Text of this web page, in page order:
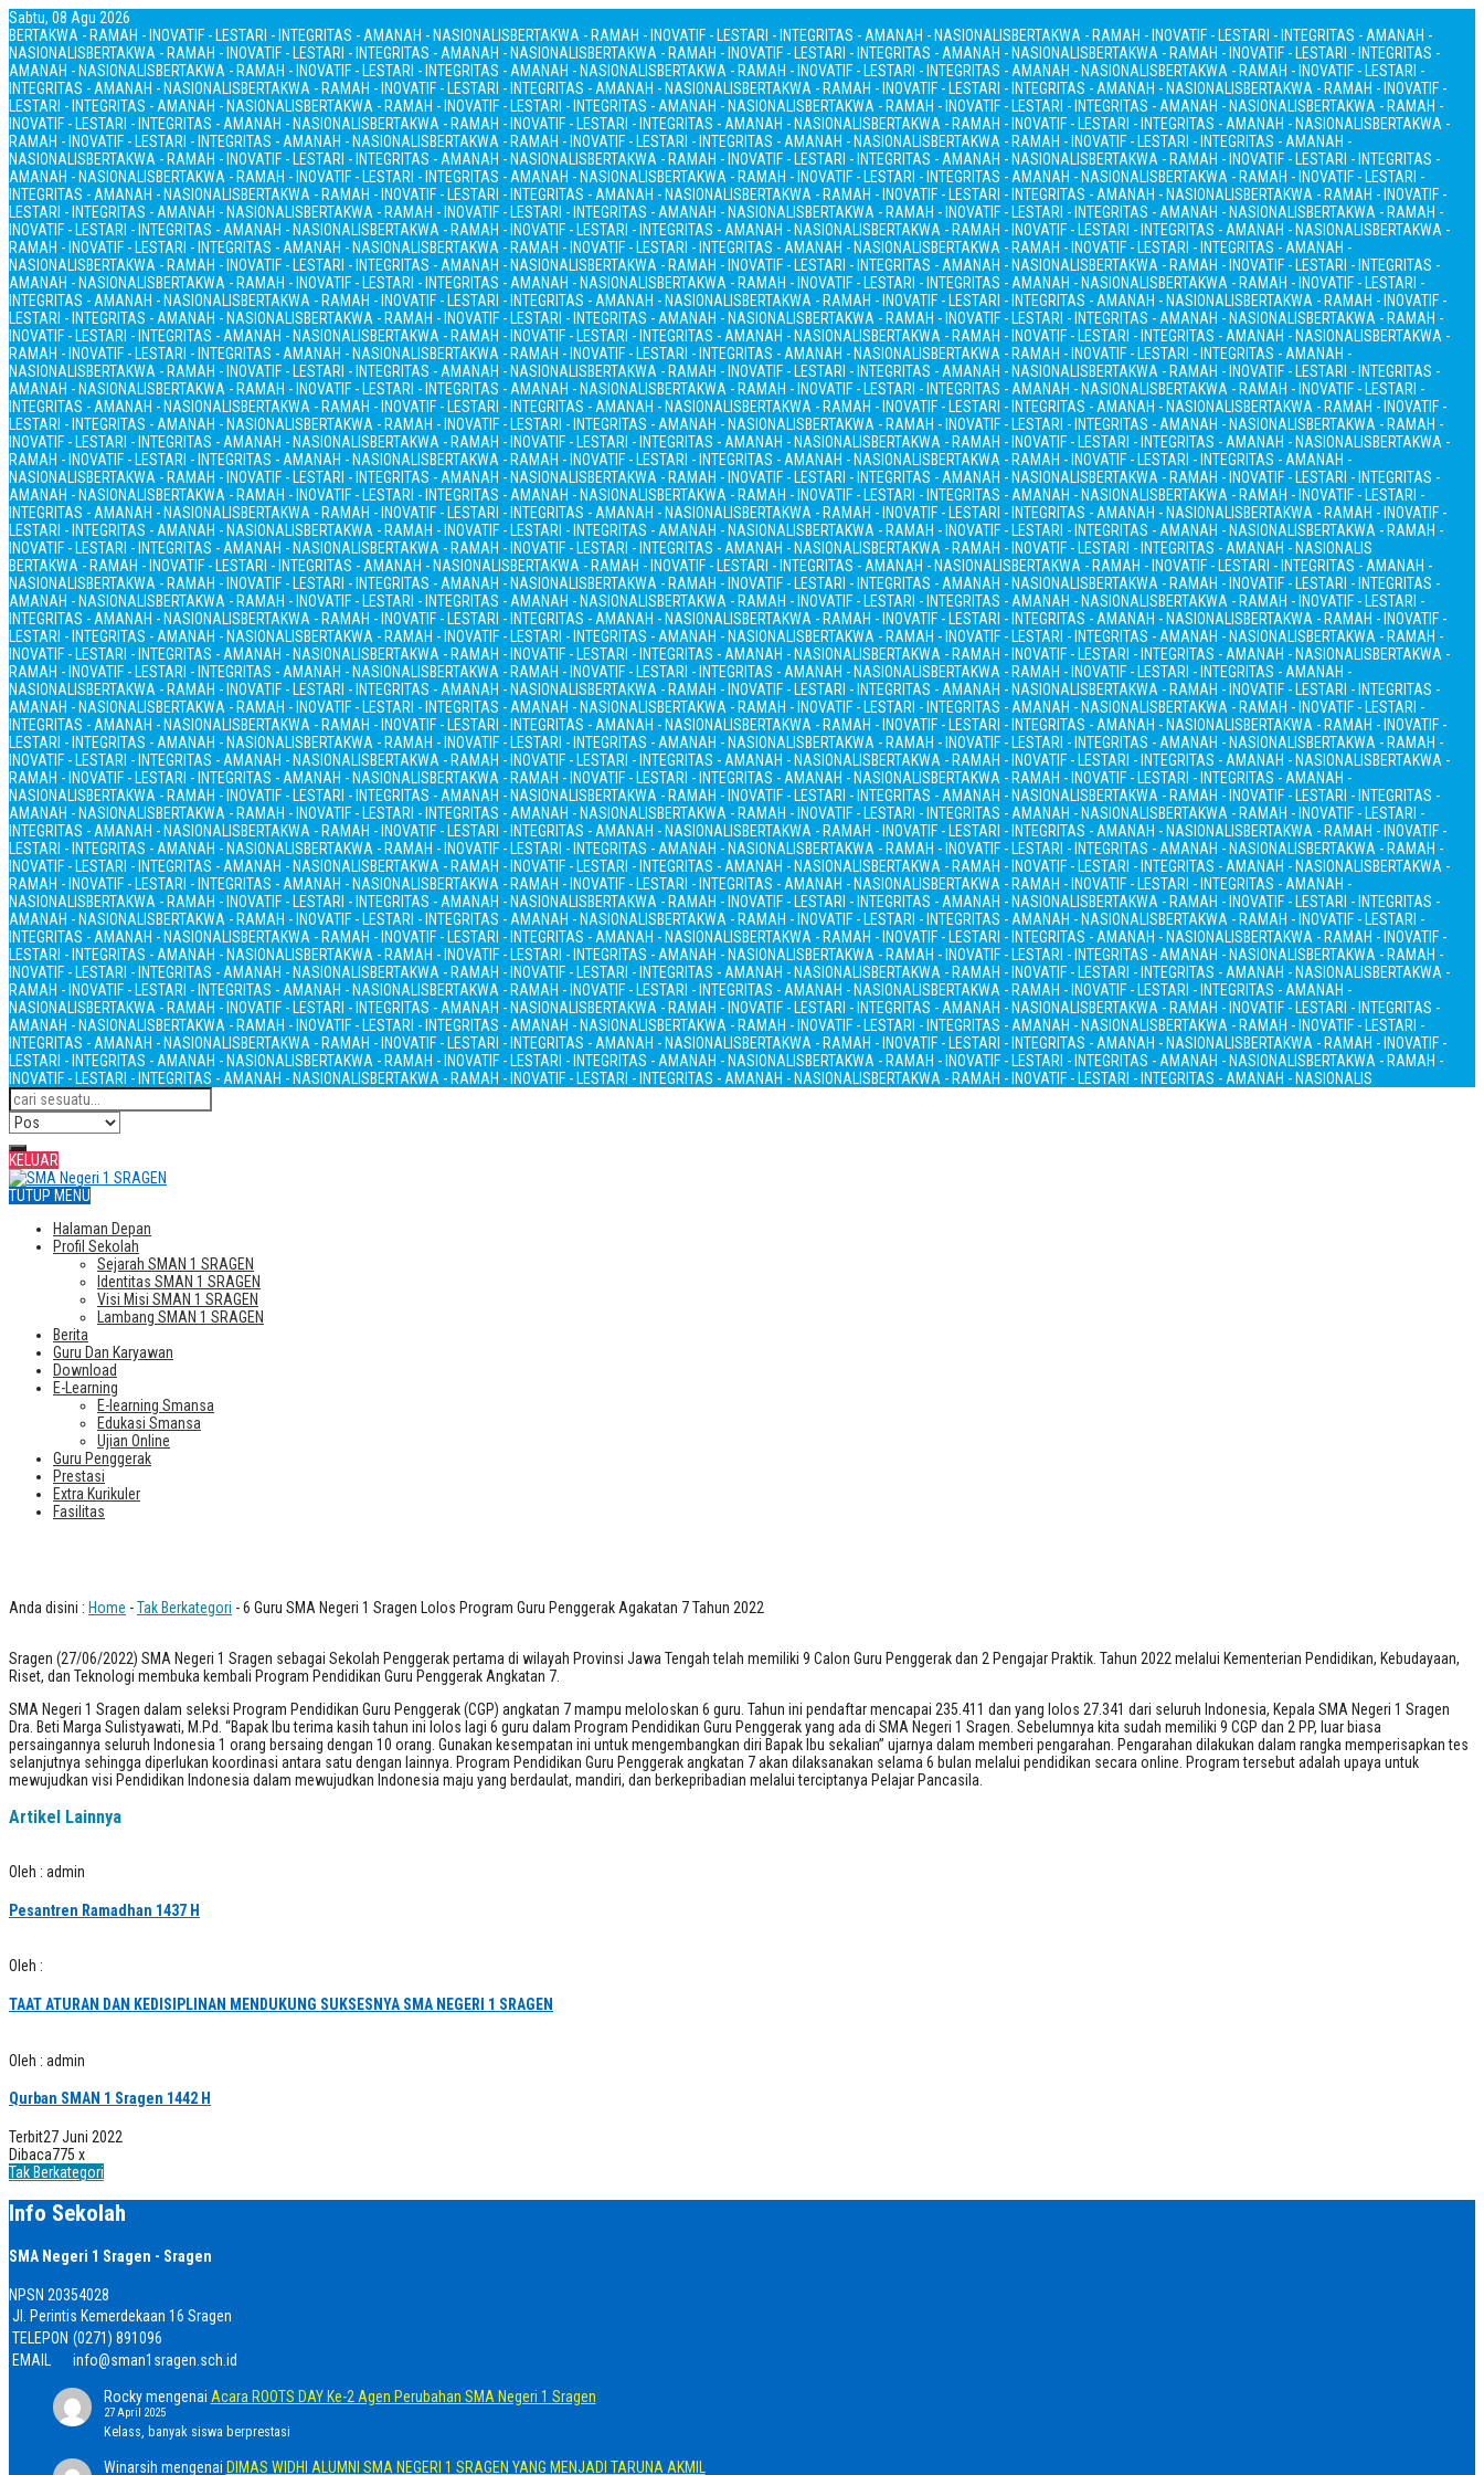
Sabtu, 08 Agu 2026
BERTAKWA - RAMAH - INOVATIF - LESTARI - INTEGRITAS - AMANAH - NASIONALISBERTAKWA - RAMAH - INOVATIF - LESTARI - INTEGRITAS - AMANAH - NASIONALISBERTAKWA - RAMAH - INOVATIF - LESTARI - INTEGRITAS - AMANAH -
NASIONALISBERTAKWA - RAMAH - INOVATIF - LESTARI - INTEGRITAS - AMANAH - NASIONALISBERTAKWA - RAMAH - INOVATIF - LESTARI - INTEGRITAS - AMANAH - NASIONALISBERTAKWA - RAMAH - INOVATIF - LESTARI - INTEGRITAS -
AMANAH - NASIONALISBERTAKWA - RAMAH - INOVATIF - LESTARI - INTEGRITAS - AMANAH - NASIONALISBERTAKWA - RAMAH - INOVATIF - LESTARI - INTEGRITAS - AMANAH - NASIONALISBERTAKWA - RAMAH - INOVATIF - LESTARI -
INTEGRITAS - AMANAH - NASIONALISBERTAKWA - RAMAH - INOVATIF - LESTARI - INTEGRITAS - AMANAH - NASIONALISBERTAKWA - RAMAH - INOVATIF - LESTARI - INTEGRITAS - AMANAH - NASIONALISBERTAKWA - RAMAH - INOVATIF -
LESTARI - INTEGRITAS - AMANAH - NASIONALISBERTAKWA - RAMAH - INOVATIF - LESTARI - INTEGRITAS - AMANAH - NASIONALISBERTAKWA - RAMAH - INOVATIF - LESTARI - INTEGRITAS - AMANAH - NASIONALISBERTAKWA - RAMAH -
INOVATIF - LESTARI - INTEGRITAS - AMANAH - NASIONALISBERTAKWA - RAMAH - INOVATIF - LESTARI - INTEGRITAS - AMANAH - NASIONALISBERTAKWA - RAMAH - INOVATIF - LESTARI - INTEGRITAS - AMANAH - NASIONALISBERTAKWA -
RAMAH - INOVATIF - LESTARI - INTEGRITAS - AMANAH - NASIONALISBERTAKWA - RAMAH - INOVATIF - LESTARI - INTEGRITAS - AMANAH - NASIONALISBERTAKWA - RAMAH - INOVATIF - LESTARI - INTEGRITAS - AMANAH -
NASIONALISBERTAKWA - RAMAH - INOVATIF - LESTARI - INTEGRITAS - AMANAH - NASIONALISBERTAKWA - RAMAH - INOVATIF - LESTARI - INTEGRITAS - AMANAH - NASIONALISBERTAKWA - RAMAH - INOVATIF - LESTARI - INTEGRITAS -
AMANAH - NASIONALISBERTAKWA - RAMAH - INOVATIF - LESTARI - INTEGRITAS - AMANAH - NASIONALISBERTAKWA - RAMAH - INOVATIF - LESTARI - INTEGRITAS - AMANAH - NASIONALISBERTAKWA - RAMAH - INOVATIF - LESTARI -
INTEGRITAS - AMANAH - NASIONALISBERTAKWA - RAMAH - INOVATIF - LESTARI - INTEGRITAS - AMANAH - NASIONALISBERTAKWA - RAMAH - INOVATIF - LESTARI - INTEGRITAS - AMANAH - NASIONALISBERTAKWA - RAMAH - INOVATIF -
LESTARI - INTEGRITAS - AMANAH - NASIONALISBERTAKWA - RAMAH - INOVATIF - LESTARI - INTEGRITAS - AMANAH - NASIONALISBERTAKWA - RAMAH - INOVATIF - LESTARI - INTEGRITAS - AMANAH - NASIONALISBERTAKWA - RAMAH -
INOVATIF - LESTARI - INTEGRITAS - AMANAH - NASIONALISBERTAKWA - RAMAH - INOVATIF - LESTARI - INTEGRITAS - AMANAH - NASIONALISBERTAKWA - RAMAH - INOVATIF - LESTARI - INTEGRITAS - AMANAH - NASIONALISBERTAKWA -
RAMAH - INOVATIF - LESTARI - INTEGRITAS - AMANAH - NASIONALISBERTAKWA - RAMAH - INOVATIF - LESTARI - INTEGRITAS - AMANAH - NASIONALISBERTAKWA - RAMAH - INOVATIF - LESTARI - INTEGRITAS - AMANAH -
NASIONALISBERTAKWA - RAMAH - INOVATIF - LESTARI - INTEGRITAS - AMANAH - NASIONALISBERTAKWA - RAMAH - INOVATIF - LESTARI - INTEGRITAS - AMANAH - NASIONALISBERTAKWA - RAMAH - INOVATIF - LESTARI - INTEGRITAS -
AMANAH - NASIONALISBERTAKWA - RAMAH - INOVATIF - LESTARI - INTEGRITAS - AMANAH - NASIONALISBERTAKWA - RAMAH - INOVATIF - LESTARI - INTEGRITAS - AMANAH - NASIONALISBERTAKWA - RAMAH - INOVATIF - LESTARI -
INTEGRITAS - AMANAH - NASIONALISBERTAKWA - RAMAH - INOVATIF - LESTARI - INTEGRITAS - AMANAH - NASIONALISBERTAKWA - RAMAH - INOVATIF - LESTARI - INTEGRITAS - AMANAH - NASIONALISBERTAKWA - RAMAH - INOVATIF -
LESTARI - INTEGRITAS - AMANAH - NASIONALISBERTAKWA - RAMAH - INOVATIF - LESTARI - INTEGRITAS - AMANAH - NASIONALISBERTAKWA - RAMAH - INOVATIF - LESTARI - INTEGRITAS - AMANAH - NASIONALISBERTAKWA - RAMAH -
INOVATIF - LESTARI - INTEGRITAS - AMANAH - NASIONALISBERTAKWA - RAMAH - INOVATIF - LESTARI - INTEGRITAS - AMANAH - NASIONALISBERTAKWA - RAMAH - INOVATIF - LESTARI - INTEGRITAS - AMANAH - NASIONALISBERTAKWA -
RAMAH - INOVATIF - LESTARI - INTEGRITAS - AMANAH - NASIONALISBERTAKWA - RAMAH - INOVATIF - LESTARI - INTEGRITAS - AMANAH - NASIONALISBERTAKWA - RAMAH - INOVATIF - LESTARI - INTEGRITAS - AMANAH -
NASIONALISBERTAKWA - RAMAH - INOVATIF - LESTARI - INTEGRITAS - AMANAH - NASIONALISBERTAKWA - RAMAH - INOVATIF - LESTARI - INTEGRITAS - AMANAH - NASIONALISBERTAKWA - RAMAH - INOVATIF - LESTARI - INTEGRITAS -
AMANAH - NASIONALISBERTAKWA - RAMAH - INOVATIF - LESTARI - INTEGRITAS - AMANAH - NASIONALISBERTAKWA - RAMAH - INOVATIF - LESTARI - INTEGRITAS - AMANAH - NASIONALISBERTAKWA - RAMAH - INOVATIF - LESTARI -
INTEGRITAS - AMANAH - NASIONALISBERTAKWA - RAMAH - INOVATIF - LESTARI - INTEGRITAS - AMANAH - NASIONALISBERTAKWA - RAMAH - INOVATIF - LESTARI - INTEGRITAS - AMANAH - NASIONALISBERTAKWA - RAMAH - INOVATIF -
LESTARI - INTEGRITAS - AMANAH - NASIONALISBERTAKWA - RAMAH - INOVATIF - LESTARI - INTEGRITAS - AMANAH - NASIONALISBERTAKWA - RAMAH - INOVATIF - LESTARI - INTEGRITAS - AMANAH - NASIONALISBERTAKWA - RAMAH -
INOVATIF - LESTARI - INTEGRITAS - AMANAH - NASIONALISBERTAKWA - RAMAH - INOVATIF - LESTARI - INTEGRITAS - AMANAH - NASIONALISBERTAKWA - RAMAH - INOVATIF - LESTARI - INTEGRITAS - AMANAH - NASIONALISBERTAKWA -
RAMAH - INOVATIF - LESTARI - INTEGRITAS - AMANAH - NASIONALISBERTAKWA - RAMAH - INOVATIF - LESTARI - INTEGRITAS - AMANAH - NASIONALISBERTAKWA - RAMAH - INOVATIF - LESTARI - INTEGRITAS - AMANAH -
NASIONALISBERTAKWA - RAMAH - INOVATIF - LESTARI - INTEGRITAS - AMANAH - NASIONALISBERTAKWA - RAMAH - INOVATIF - LESTARI - INTEGRITAS - AMANAH - NASIONALISBERTAKWA - RAMAH - INOVATIF - LESTARI - INTEGRITAS -
AMANAH - NASIONALISBERTAKWA - RAMAH - INOVATIF - LESTARI - INTEGRITAS - AMANAH - NASIONALISBERTAKWA - RAMAH - INOVATIF - LESTARI - INTEGRITAS - AMANAH - NASIONALISBERTAKWA - RAMAH - INOVATIF - LESTARI -
INTEGRITAS - AMANAH - NASIONALISBERTAKWA - RAMAH - INOVATIF - LESTARI - INTEGRITAS - AMANAH - NASIONALISBERTAKWA - RAMAH - INOVATIF - LESTARI - INTEGRITAS - AMANAH - NASIONALISBERTAKWA - RAMAH - INOVATIF -
LESTARI - INTEGRITAS - AMANAH - NASIONALISBERTAKWA - RAMAH - INOVATIF - LESTARI - INTEGRITAS - AMANAH - NASIONALISBERTAKWA - RAMAH - INOVATIF - LESTARI - INTEGRITAS - AMANAH - NASIONALISBERTAKWA - RAMAH -
INOVATIF - LESTARI - INTEGRITAS - AMANAH - NASIONALISBERTAKWA - RAMAH - INOVATIF - LESTARI - INTEGRITAS - AMANAH - NASIONALISBERTAKWA - RAMAH - INOVATIF - LESTARI - INTEGRITAS - AMANAH - NASIONALIS
BERTAKWA - RAMAH - INOVATIF - LESTARI - INTEGRITAS - AMANAH - NASIONALISBERTAKWA - RAMAH - INOVATIF - LESTARI - INTEGRITAS - AMANAH - NASIONALISBERTAKWA - RAMAH - INOVATIF - LESTARI - INTEGRITAS - AMANAH -
NASIONALISBERTAKWA - RAMAH - INOVATIF - LESTARI - INTEGRITAS - AMANAH - NASIONALISBERTAKWA - RAMAH - INOVATIF - LESTARI - INTEGRITAS - AMANAH - NASIONALISBERTAKWA - RAMAH - INOVATIF - LESTARI - INTEGRITAS -
AMANAH - NASIONALISBERTAKWA - RAMAH - INOVATIF - LESTARI - INTEGRITAS - AMANAH - NASIONALISBERTAKWA - RAMAH - INOVATIF - LESTARI - INTEGRITAS - AMANAH - NASIONALISBERTAKWA - RAMAH - INOVATIF - LESTARI -
INTEGRITAS - AMANAH - NASIONALISBERTAKWA - RAMAH - INOVATIF - LESTARI - INTEGRITAS - AMANAH - NASIONALISBERTAKWA - RAMAH - INOVATIF - LESTARI - INTEGRITAS - AMANAH - NASIONALISBERTAKWA - RAMAH - INOVATIF -
LESTARI - INTEGRITAS - AMANAH - NASIONALISBERTAKWA - RAMAH - INOVATIF - LESTARI - INTEGRITAS - AMANAH - NASIONALISBERTAKWA - RAMAH - INOVATIF - LESTARI - INTEGRITAS - AMANAH - NASIONALISBERTAKWA - RAMAH -
INOVATIF - LESTARI - INTEGRITAS - AMANAH - NASIONALISBERTAKWA - RAMAH - INOVATIF - LESTARI - INTEGRITAS - AMANAH - NASIONALISBERTAKWA - RAMAH - INOVATIF - LESTARI - INTEGRITAS - AMANAH - NASIONALISBERTAKWA -
RAMAH - INOVATIF - LESTARI - INTEGRITAS - AMANAH - NASIONALISBERTAKWA - RAMAH - INOVATIF - LESTARI - INTEGRITAS - AMANAH - NASIONALISBERTAKWA - RAMAH - INOVATIF - LESTARI - INTEGRITAS - AMANAH -
NASIONALISBERTAKWA - RAMAH - INOVATIF - LESTARI - INTEGRITAS - AMANAH - NASIONALISBERTAKWA - RAMAH - INOVATIF - LESTARI - INTEGRITAS - AMANAH - NASIONALISBERTAKWA - RAMAH - INOVATIF - LESTARI - INTEGRITAS -
AMANAH - NASIONALISBERTAKWA - RAMAH - INOVATIF - LESTARI - INTEGRITAS - AMANAH - NASIONALISBERTAKWA - RAMAH - INOVATIF - LESTARI - INTEGRITAS - AMANAH - NASIONALISBERTAKWA - RAMAH - INOVATIF - LESTARI -
INTEGRITAS - AMANAH - NASIONALISBERTAKWA - RAMAH - INOVATIF - LESTARI - INTEGRITAS - AMANAH - NASIONALISBERTAKWA - RAMAH - INOVATIF - LESTARI - INTEGRITAS - AMANAH - NASIONALISBERTAKWA - RAMAH - INOVATIF -
LESTARI - INTEGRITAS - AMANAH - NASIONALISBERTAKWA - RAMAH - INOVATIF - LESTARI - INTEGRITAS - AMANAH - NASIONALISBERTAKWA - RAMAH - INOVATIF - LESTARI - INTEGRITAS - AMANAH - NASIONALISBERTAKWA - RAMAH -
INOVATIF - LESTARI - INTEGRITAS - AMANAH - NASIONALISBERTAKWA - RAMAH - INOVATIF - LESTARI - INTEGRITAS - AMANAH - NASIONALISBERTAKWA - RAMAH - INOVATIF - LESTARI - INTEGRITAS - AMANAH - NASIONALISBERTAKWA -
RAMAH - INOVATIF - LESTARI - INTEGRITAS - AMANAH - NASIONALISBERTAKWA - RAMAH - INOVATIF - LESTARI - INTEGRITAS - AMANAH - NASIONALISBERTAKWA - RAMAH - INOVATIF - LESTARI - INTEGRITAS - AMANAH -
NASIONALISBERTAKWA - RAMAH - INOVATIF - LESTARI - INTEGRITAS - AMANAH - NASIONALISBERTAKWA - RAMAH - INOVATIF - LESTARI - INTEGRITAS - AMANAH - NASIONALISBERTAKWA - RAMAH - INOVATIF - LESTARI - INTEGRITAS -
AMANAH - NASIONALISBERTAKWA - RAMAH - INOVATIF - LESTARI - INTEGRITAS - AMANAH - NASIONALISBERTAKWA - RAMAH - INOVATIF - LESTARI - INTEGRITAS - AMANAH - NASIONALISBERTAKWA - RAMAH - INOVATIF - LESTARI -
INTEGRITAS - AMANAH - NASIONALISBERTAKWA - RAMAH - INOVATIF - LESTARI - INTEGRITAS - AMANAH - NASIONALISBERTAKWA - RAMAH - INOVATIF - LESTARI - INTEGRITAS - AMANAH - NASIONALISBERTAKWA - RAMAH - INOVATIF -
LESTARI - INTEGRITAS - AMANAH - NASIONALISBERTAKWA - RAMAH - INOVATIF - LESTARI - INTEGRITAS - AMANAH - NASIONALISBERTAKWA - RAMAH - INOVATIF - LESTARI - INTEGRITAS - AMANAH - NASIONALISBERTAKWA - RAMAH -
INOVATIF - LESTARI - INTEGRITAS - AMANAH - NASIONALISBERTAKWA - RAMAH - INOVATIF - LESTARI - INTEGRITAS - AMANAH - NASIONALISBERTAKWA - RAMAH - INOVATIF - LESTARI - INTEGRITAS - AMANAH - NASIONALISBERTAKWA -
RAMAH - INOVATIF - LESTARI - INTEGRITAS - AMANAH - NASIONALISBERTAKWA - RAMAH - INOVATIF - LESTARI - INTEGRITAS - AMANAH - NASIONALISBERTAKWA - RAMAH - INOVATIF - LESTARI - INTEGRITAS - AMANAH -
NASIONALISBERTAKWA - RAMAH - INOVATIF - LESTARI - INTEGRITAS - AMANAH - NASIONALISBERTAKWA - RAMAH - INOVATIF - LESTARI - INTEGRITAS - AMANAH - NASIONALISBERTAKWA - RAMAH - INOVATIF - LESTARI - INTEGRITAS -
AMANAH - NASIONALISBERTAKWA - RAMAH - INOVATIF - LESTARI - INTEGRITAS - AMANAH - NASIONALISBERTAKWA - RAMAH - INOVATIF - LESTARI - INTEGRITAS - AMANAH - NASIONALISBERTAKWA - RAMAH - INOVATIF - LESTARI -
INTEGRITAS - AMANAH - NASIONALISBERTAKWA - RAMAH - INOVATIF - LESTARI - INTEGRITAS - AMANAH - NASIONALISBERTAKWA - RAMAH - INOVATIF - LESTARI - INTEGRITAS - AMANAH - NASIONALISBERTAKWA - RAMAH - INOVATIF -
LESTARI - INTEGRITAS - AMANAH - NASIONALISBERTAKWA - RAMAH - INOVATIF - LESTARI - INTEGRITAS - AMANAH - NASIONALISBERTAKWA - RAMAH - INOVATIF - LESTARI - INTEGRITAS - AMANAH - NASIONALISBERTAKWA - RAMAH -
INOVATIF - LESTARI - INTEGRITAS - AMANAH - NASIONALISBERTAKWA - RAMAH - INOVATIF - LESTARI - INTEGRITAS - AMANAH - NASIONALISBERTAKWA - RAMAH - INOVATIF - LESTARI - INTEGRITAS - AMANAH - NASIONALISBERTAKWA -
RAMAH - INOVATIF - LESTARI - INTEGRITAS - AMANAH - NASIONALISBERTAKWA - RAMAH - INOVATIF - LESTARI - INTEGRITAS - AMANAH - NASIONALISBERTAKWA - RAMAH - INOVATIF - LESTARI - INTEGRITAS - AMANAH -
NASIONALISBERTAKWA - RAMAH - INOVATIF - LESTARI - INTEGRITAS - AMANAH - NASIONALISBERTAKWA - RAMAH - INOVATIF - LESTARI - INTEGRITAS - AMANAH - NASIONALISBERTAKWA - RAMAH - INOVATIF - LESTARI - INTEGRITAS -
AMANAH - NASIONALISBERTAKWA - RAMAH - INOVATIF - LESTARI - INTEGRITAS - AMANAH - NASIONALISBERTAKWA - RAMAH - INOVATIF - LESTARI - INTEGRITAS - AMANAH - NASIONALISBERTAKWA - RAMAH - INOVATIF - LESTARI -
INTEGRITAS - AMANAH - NASIONALISBERTAKWA - RAMAH - INOVATIF - LESTARI - INTEGRITAS - AMANAH - NASIONALISBERTAKWA - RAMAH - INOVATIF - LESTARI - INTEGRITAS - AMANAH - NASIONALISBERTAKWA - RAMAH - INOVATIF -
LESTARI - INTEGRITAS - AMANAH - NASIONALISBERTAKWA - RAMAH - INOVATIF - LESTARI - INTEGRITAS - AMANAH - NASIONALISBERTAKWA - RAMAH - INOVATIF - LESTARI - INTEGRITAS - AMANAH - NASIONALISBERTAKWA - RAMAH -
INOVATIF - LESTARI - INTEGRITAS - AMANAH - NASIONALISBERTAKWA - RAMAH - INOVATIF - LESTARI - INTEGRITAS - AMANAH - NASIONALISBERTAKWA - RAMAH - INOVATIF - LESTARI - INTEGRITAS - AMANAH - NASIONALIS
KELUAR
TUTUP MENU
Halaman Depan
Profil Sekolah
Sejarah SMAN 1 SRAGEN
Identitas SMAN 1 SRAGEN
Visi Misi SMAN 1 SRAGEN
Lambang SMAN 1 SRAGEN
Berita
Guru Dan Karyawan
Download
E-Learning
E-learning Smansa
Edukasi Smansa
Ujian Online
Guru Penggerak
Prestasi
Extra Kurikuler
Fasilitas
Anda disini : Home -Tak Berkategori - 6 Guru SMA Negeri 1 Sragen Lolos Program Guru Penggerak Agakatan 7 Tahun 2022
Sragen (27/06/2022) SMA Negeri 1 Sragen sebagai Sekolah Penggerak pertama di wilayah Provinsi Jawa Tengah telah memiliki 9 Calon Guru Penggerak dan 2 Pengajar Praktik. Tahun 2022 melalui Kementerian Pendidikan, Kebudayaan,
Riset, dan Teknologi membuka kembali Program Pendidikan Guru Penggerak Angkatan 7.
SMA Negeri 1 Sragen dalam seleksi Program Pendidikan Guru Penggerak (CGP) angkatan 7 mampu meloloskan 6 guru. Tahun ini pendaftar mencapai 235.411 dan yang lolos 27.341 dari seluruh Indonesia, Kepala SMA Negeri 1 Sragen
Dra. Beti Marga Sulistyawati, M.Pd. “Bapak Ibu terima kasih tahun ini lolos lagi 6 guru dalam Program Pendidikan Guru Penggerak yang ada di SMA Negeri 1 Sragen. Sebelumnya kita sudah memiliki 9 CGP dan 2 PP, luar biasa
persaingannya seluruh Indonesia 1 orang bersaing dengan 10 orang. Gunakan kesempatan ini untuk mengembangkan diri Bapak Ibu sekalian” ujarnya dalam memberi pengarahan. Pengarahan dilakukan dalam rangka memperisapkan tes
selanjutnya sehingga diperlukan koordinasi antara satu dengan lainnya. Program Pendidikan Guru Penggerak angkatan 7 akan dilaksanakan selama 6 bulan melalui pendidikan secara online. Program tersebut adalah upaya untuk
mewujudkan visi Pendidikan Indonesia dalam mewujudkan Indonesia maju yang berdaulat, mandiri, dan berkepribadian melalui terciptanya Pelajar Pancasila.
Artikel Lainnya
Oleh : admin
Pesantren Ramadhan 1437 H
Oleh :
TAAT ATURAN DAN KEDISIPLINAN MENDUKUNG SUKSESNYA SMA NEGERI 1 SRAGEN
Oleh : admin
Qurban SMAN 1 Sragen 1442 H
Terbit27 Juni 2022
Dibaca775 x
Tak Berkategori
Info Sekolah
SMA Negeri 1 Sragen - Sragen
NPSN 20354028
Jl. Perintis Kemerdekaan 16 Sragen
TELEPON (0271) 891096
EMAIL
info@sman1sragen.sch.id
Rockymengenai Acara ROOTS DAY Ke-2 Agen Perubahan SMA Negeri 1 Sragen
27 April 2025
Kelass, banyak siswa berprestasi
Winarsih mengenai DIMAS WIDHI ALUMNI SMA NEGERI 1 SRAGEN YANG MENJADI TARUNA AKMIL